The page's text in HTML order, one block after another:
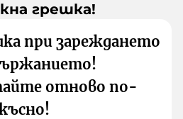
грешка!
при зареждането
отново по-